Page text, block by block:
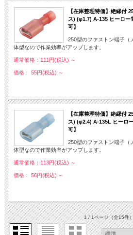
【在庫整理特価】絶縁付
ス) (φ1.7) A-135 ヒーロー
可】
250型のファストン端子（
体型なので作業効率がアップします。
通常価格：111円(税込) ～
価格： 55円(税込) ～
【在庫整理特価】絶縁付
ス) (φ2.4) A-135L ヒーロ
可】
250型のファストン端子（
体型なので作業効率がアップします。
通常価格：113円(税込) ～
価格： 56円(税込) ～
1 / 1ページ（全15件